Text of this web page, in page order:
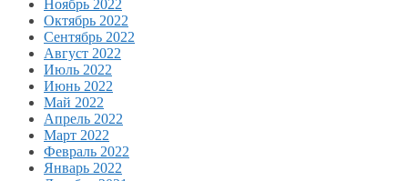
Ноябрь 2022
Октябрь 2022
Сентябрь 2022
Август 2022
Июль 2022
Июнь 2022
Май 2022
Апрель 2022
Март 2022
Февраль 2022
Январь 2022